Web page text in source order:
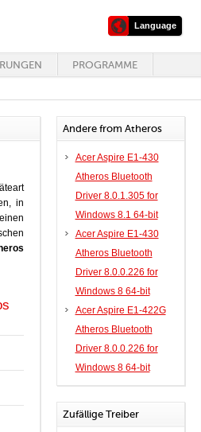
Language
PROGRAMME
in
Andere from Atheros
Acer Aspire E1-430
Atheros Bluetooth
Driver 8.0.1.305 for
Windows 8.1 64-bit
Acer Aspire E1-430
Atheros Bluetooth
Driver 8.0.0.226 for
Windows 8 64-bit
Acer Aspire E1-422G
Atheros Bluetooth
Driver 8.0.0.226 for
Windows 8 64-bit
Zufällige Treiber